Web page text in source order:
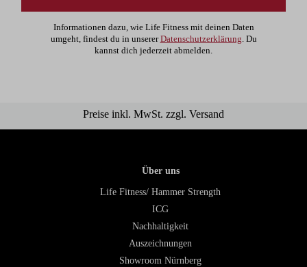
Informationen dazu, wie Life Fitness mit deinen Daten
umgeht, findest du in unsererDatenschutzerklärung. Du
kannst dich jederzeit abmelden.
Preise inkl. MwSt. zzgl. Versand
Über uns
Life Fitness/ Hammer Strength
ICG
Nachhaltigkeit
Auszeichnungen
Showroom Nürnberg